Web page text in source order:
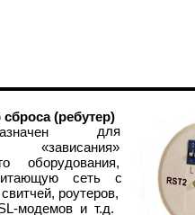
(ребутер)
для
«зависания»
оборудования,
сеть с
роутеров,
модемов и т.д.